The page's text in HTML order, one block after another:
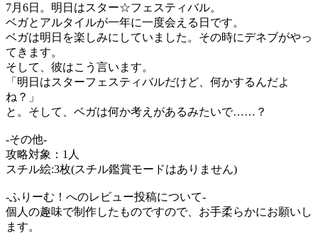
7月6日。明日はスター☆フェスティバル。
ベガとアルタイルが一年に一度会える日です。
ベガは明日を楽しみにしていました。その時にデネブがやっ
てきます。
そして、彼はこう言います。
「明日はスターフェスティバルだけど、何かするんだよ
ね？」
と。そして、ベガは何か考えがあるみたいで……？
-その他-
攻略対象：1人
スチル絵:3枚(スチル鑑賞モードはありません)
-ふりーむ！へのレビュー投稿について-
個人の趣味で制作したものですので、お手柔らかにお願いし
ます。